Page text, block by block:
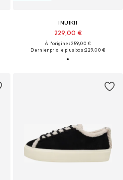
INUIKII
229,00 €
À l'origine : 259,00 €
Dernier prix le plus bas :229,00 €